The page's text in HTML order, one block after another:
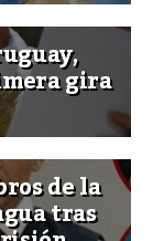
gira
de la
tras